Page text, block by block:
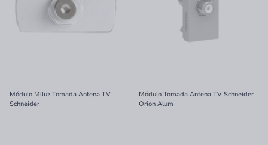
Módulo Miluz Tomada Antena TV
Schneider
Módulo Tomada Antena TV Schneider
Orion Alum